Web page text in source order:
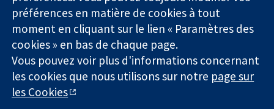
La Collaboration Cochrane est une association caritative (n°
1045921) et une société à responsabilité limitée par garantie (n°
03044323) enregistrée en Angleterre et au Pays de Galles. Numéro
de TVA : GB 718 2127 49.
Copyright © 2026 The Cochrane Collaboration
préférences en matière de cookies à tout
moment en cliquant sur le lien « Paramètres des
cookies » en bas de chaque page.
Vous pouvez voir plus d'informations concernant
les cookies que nous utilisons sur notre page sur
les Cookies